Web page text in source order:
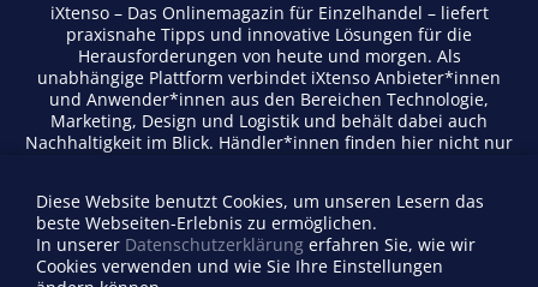
iXtenso – Das Onlinemagazin für Einzelhandel – liefert
praxisnahe Tipps und innovative Lösungen für die
Herausforderungen von heute und morgen. Als
unabhängige Plattform verbindet iXtenso Anbieter*innen
und Anwender*innen aus den Bereichen Technologie,
Marketing, Design und Logistik und behält dabei auch
Nachhaltigkeit im Blick. Händler*innen finden hier nicht nur
lebendigen Schreibstil und relevantem Content fördert das
Magazin den Austausch innerhalb der Retail-Community.
Ob digitale Trends oder praktische Alltagstipps – iXtenso
macht Wissen für den Handel zugänglich.
Diese Website benutzt Cookies, um unseren Lesern das
beste Webseiten-Erlebnis zu ermöglichen.
In unserer Datenschutzerklärung erfahren Sie, wie wir
Cookies verwenden und wie Sie Ihre Einstellungen